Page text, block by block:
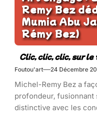
Remy Bez
Mumia Abu
Rémy Bez)
Foutou'art 24 Décembre
Michel-Remy Bez a
profondeur,
distinctive avec les